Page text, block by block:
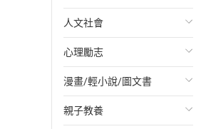
經濟/趨勢
財務/金融
管理/領導
職場工作術
歐美文學
日本文學
韓國文學
華文文學
人文社會
國際關係
政治
社會科學
心理勵志
心靈成長/情緒
人際關係
漫畫/輕小說/圖文書
輕小說
親子教養